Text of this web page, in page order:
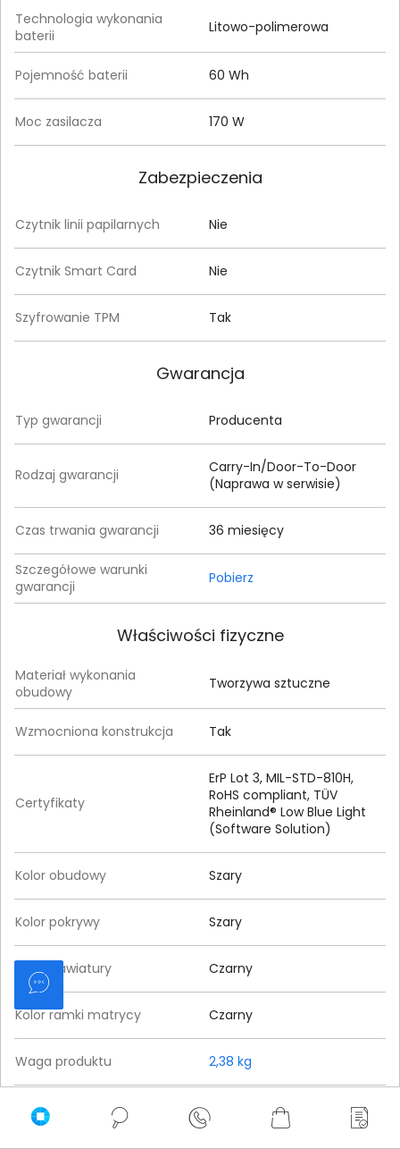
Technologia wykonania
baterii
Litowo-polimerowa
Pojemność baterii 60 Wh
Moc zasilacza 170 W
Zabezpieczenia
Czytnik linii papilarnych Nie
Czytnik Smart Card Nie
Szyfrowanie TPM Tak
Gwarancja
Typ gwarancji Producenta
Rodzaj gwarancji
Carry-In/Door-To-Door
(Naprawa w serwisie)
Czas trwania gwarancji 36 miesięcy
Szczegółowe warunki
gwarancji
Pobierz
Właściwości fizyczne
Materiał wykonania
obudowy
Tworzywa sztuczne
Wzmocniona konstrukcja Tak
Certyfikaty
ErP Lot 3, MIL-STD-810H,
RoHS compliant, TÜV
Rheinland® Low Blue Light
(Software Solution)
Kolor obudowy Szary
Kolor pokrywy Szary
Kolor klawiatury Czarny
Kolor ramki matrycy Czarny
Waga produktu 2,38 kg
Wysokość (mm)